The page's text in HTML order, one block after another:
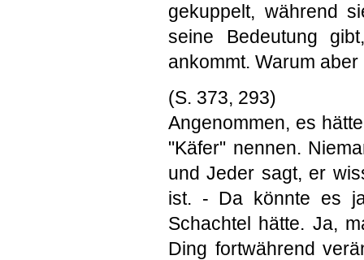
gekuppelt, während
seine Bedeutung
ankommt. Warum
(S. 373, 293)
Angenommen, es
"Käfer" nennen.
und Jeder sagt, er
ist. - Da könnte es
Schachtel hätte. Ja,
Ding fortwährend